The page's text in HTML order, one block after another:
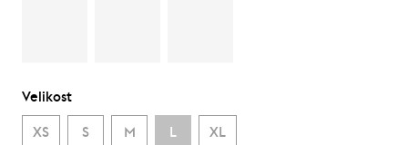
Velikost
XS S M L XL